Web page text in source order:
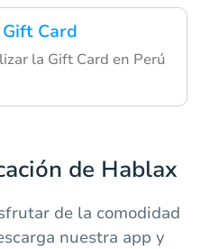
Card
la Gift Card en Perú
de Hablax
de la comodidad
nuestra app y